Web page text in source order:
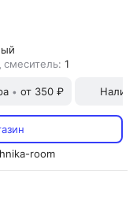
смеситель: 1
• от 350 ₽
room